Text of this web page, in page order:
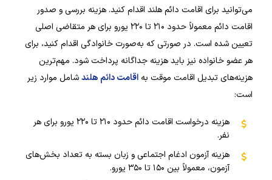
می‌توانید برای اقامت دائم هلند اقدام کنید. هزینه بررسی و صدور
اقامت دائم معمولاً حدود ۲۱۰ تا ۲۲۰ یورو برای هر متقاضی اصلی
تعیین شده است. در صورتی که به‌صورت خانوادگی اقدام کنید، برای
هر عضو خانواده نیز باید هزینه جداگانه پرداخت شود. مهم‌ترین
هزینه‌های تبدیل اقامت موقت بهاقامت دائم هلندشامل موارد زیر
است:
هزینه درخواست اقامت دائم حدود ۲۱۰ تا ۲۲۰ یورو برای هر
نفر.
هزینه آزمون ادغام اجتماعی و زبان بسته به تعداد بخش‌های
آزمون، معمولاً بین ۱۵۰ تا ۳۵۰ یورو.